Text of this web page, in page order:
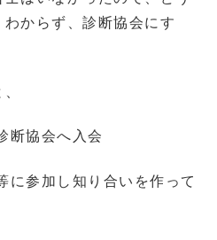
からず、診断協会にす
協会へ入会
参加し知り合いを作って